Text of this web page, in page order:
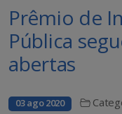
Prêmio de
Pública
abertas
03 ago 2020